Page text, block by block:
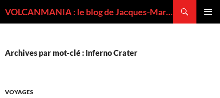
VOLCANMANIA : le blog de Jacques-Marie BARDINTZEFF, volcanologue
Archives par mot-clé : Inferno Crater
VOYAGES